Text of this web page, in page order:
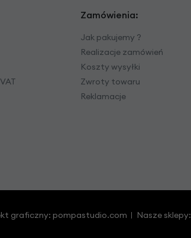
Zamówienia:
Jak pakujemy ?
Realizacje zamówień
Koszty wysyłki
Zwroty towaru
Reklamacje
graficzny: pompastudio.com Nasze sklepy: